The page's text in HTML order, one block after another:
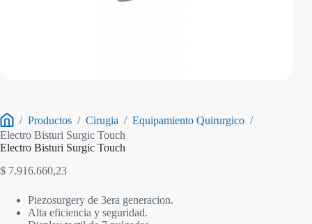
Inicio
/ Productos / Cirugia / Equipamiento Quirurgico /
Electro Bisturi Surgic Touch
Electro Bisturi Surgic Touch
$ 7.916.660,23
Piezosurgery de 3era generacion.
Alta eficiencia y seguridad.